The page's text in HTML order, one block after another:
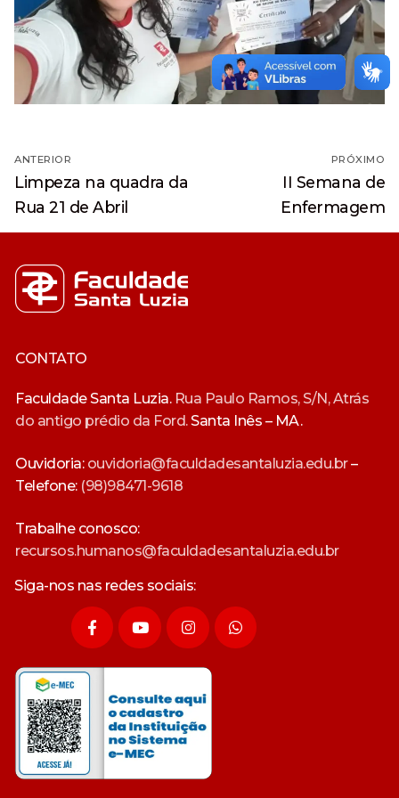
Navegação
de
Post
ANTERIOR
Post
anterior:
Limpeza na quadra da
Rua 21 de Abril
PRÓXIMO
Próximo
post:
II Semana de
Enfermagem
CONTATO
Faculdade Santa Luzia. Rua Paulo Ramos, S/N, Atrás
do antigo prédio da Ford.Santa Inês – MA.
Ouvidoria: ouvidoria@faculdadesantaluzia.edu.br–
Telefone: (98)98471-9618
Trabalhe conosco:
recursos.humanos@faculdadesantaluzia.edu.br
Siga-nos nas redes sociais: